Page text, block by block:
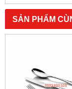
SẢN PHẨM